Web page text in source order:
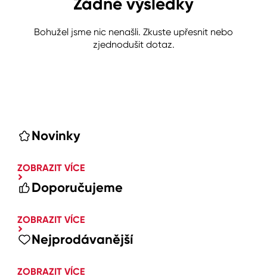
Bohužel jsme nic nenašli. Zkuste upřesnit nebo
zjednodušit dotaz.
Novinky
ZOBRAZIT VÍCE
Doporučujeme
ZOBRAZIT VÍCE
Nejprodávanější
ZOBRAZIT VÍCE